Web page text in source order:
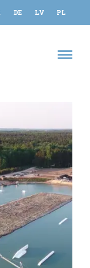
DE LV PL